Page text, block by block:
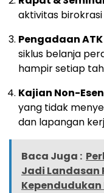
aktivitas
Pengadaan
siklus belanja
hampir setiap
Kajian Non-
yang tidak
dan lapangan
Baca Juga :
Jadi Landasan
Kependudukan